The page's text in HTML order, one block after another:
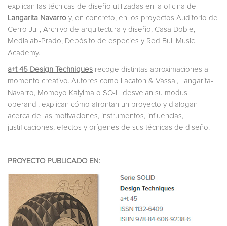
explican las técnicas de diseño utilizadas en la oficina de
Langarita Navarro y, en concreto, en los proyectos Auditorio de
Cerro Juli, Archivo de arquitectura y diseño, Casa Doble,
Medialab-Prado, Depósito de especies y Red Bull Music
Academy.
a+t 45 Design Techniques recoge distintas aproximaciones al
momento creativo. Autores como Lacaton & Vassal, Langarita-
Navarro, Momoyo Kaiyima o SO-IL desvelan su modus
operandi, explican cómo afrontan un proyecto y dialogan
acerca de las motivaciones, instrumentos, influencias,
justificaciones, efectos y orígenes de sus técnicas de diseño.
PROYECTO PUBLICADO EN: